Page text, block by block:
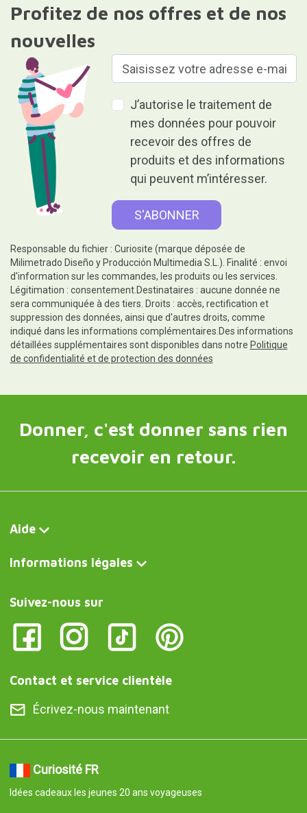
Profitez de nos offres et de nos
nouvelles
J’autorise le traitement de
mes données pour pouvoir
recevoir des offres de
produits et des informations
qui peuvent m’intéresser.
Responsable du fichier : Curiosite (marque déposée de
Milimetrado Diseño y Producción Multimedia S.L.). Finalité : envoi
d'information sur les commandes, les produits ou les services.
Légitimation : consentement.Destinataires : aucune donnée ne
sera communiquée à des tiers. Droits : accès, rectification et
suppression des données, ainsi que d'autres droits, comme
indiqué dans les informations complémentaires.Des informations
détaillées supplémentaires sont disponibles dans notre Politique
de confidentialité et de protection des données
Donner, c'est donner sans rien
recevoir en retour.
Aide
Informations légales
Suivez-nous sur
Contact et service clientèle
Écrivez-nous maintenant
Curiosité FR
Idées cadeaux les jeunes 20 ans voyageuses